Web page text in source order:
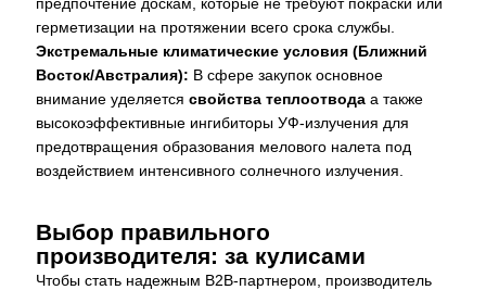
герметизации на протяжении всего срока службы.
Экстремальные климатические условия (Ближний
Восток/Австралия): В сфере закупок основное
внимание уделяетсясвойства теплоотвода а также
высокоэффективные ингибиторы УФ-излучения для
предотвращения образования мелового налета под
воздействием интенсивного солнечного излучения.
Выбор правильного
производителя: за кулисами
Чтобы стать надежным B2B-партнером, производитель